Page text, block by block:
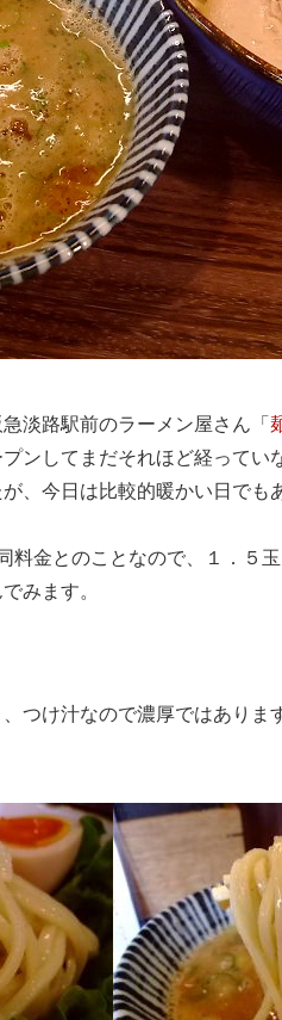
淡路駅前のラーメン屋さん「
ンしてまだそれほど経ってい
、今日は比較的暖かい日でも
料金とのことなので、１．５玉
みます。
つけ汁なので濃厚ではあり